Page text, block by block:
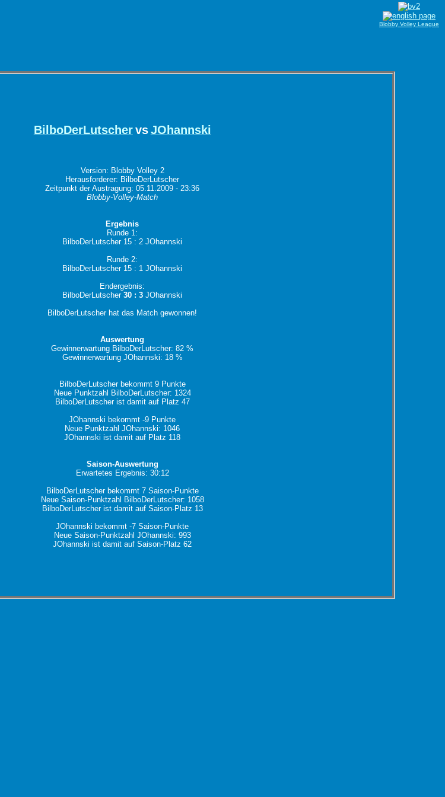
BilboDerLutschervsJOhannski
Version: Blobby Volley 2
Herausforderer: BilboDerLutscher
Zeitpunkt der Austragung: 05.11.2009 - 23:36
Blobby-Volley-Match
Ergebnis
Runde 1:
BilboDerLutscher 15 : 2 JOhannski
Runde 2:
BilboDerLutscher 15 : 1 JOhannski
Endergebnis:
BilboDerLutscher30 : 3 JOhannski
BilboDerLutscher hat das Match gewonnen!
Auswertung
Gewinnerwartung BilboDerLutscher: 82 %
Gewinnerwartung JOhannski: 18 %
BilboDerLutscher bekommt 9 Punkte
Neue Punktzahl BilboDerLutscher: 1324
BilboDerLutscher ist damit auf Platz 47
JOhannski bekommt -9 Punkte
Neue Punktzahl JOhannski: 1046
JOhannski ist damit auf Platz 118
Saison-Auswertung
Erwartetes Ergebnis: 30:12
BilboDerLutscher bekommt 7 Saison-Punkte
Neue Saison-Punktzahl BilboDerLutscher: 1058
BilboDerLutscher ist damit auf Saison-Platz 13
JOhannski bekommt -7 Saison-Punkte
Neue Saison-Punktzahl JOhannski: 993
JOhannski ist damit auf Saison-Platz 62
Blobby Volley League